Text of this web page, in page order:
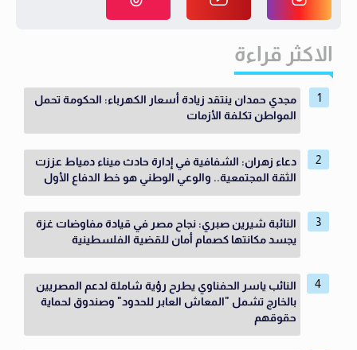
الاكثر قراءة
مجدي حمدان ينتقد زيادة أسعار الكهرباء: الحكومة تحمل
المواطن تكلفة الأزمات
دعاء زهران: الشفافية في إدارة حادث ميناء دمياط عززت
الثقة المجتمعية.. والوعي الوطني هو خط الدفاع الأول
النائبة شيرين صبري: نجاح مصر في قيادة مفاوضات غزة
يجسد مكانتها كصمام أمان للقضية الفلسطينية
النائب ياسر الحفناوي يطرح رؤية شاملة لدعم المصريين
بالخارج تشمل "المعاش العابر للحدود" وصندوق لحماية
حقوقهم